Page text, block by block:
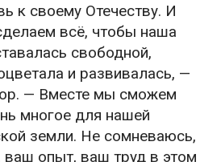
к своему Отечеству. И
всё, чтобы наша
свободной,
и развивалась, —
— Вместе мы сможем
многое для нашей
земли. Не сомневаюсь,
ваш опыт, ваш труд в этом